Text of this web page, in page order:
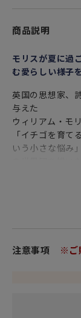
商品説明
モリスが夏に過
む愛らしい様子
英国の思想家、
与えた
ウィリアム・モ
「イチゴを育
いう小さな悩み」
ウィリアム・モ
ピレーションを
でいちごを育て
注意事項 ※ご